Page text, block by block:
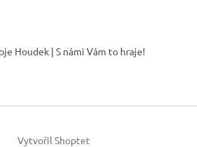
p
y
ý
í
Houdek | S námi Vám to hraje!
Vytvořil Shoptet